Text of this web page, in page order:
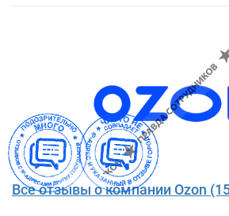
Все отзывы о компании Ozon